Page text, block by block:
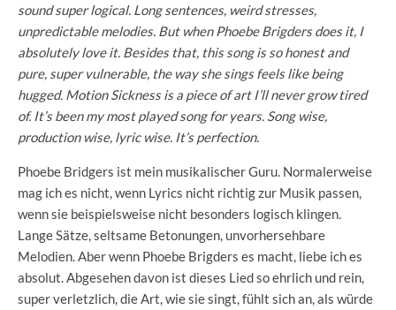
sound super logical. Long sentences, weird stresses,
unpredictable melodies. But when Phoebe Brigders does it, I
absolutely love it. Besides that, this song is so honest and
pure, super vulnerable, the way she sings feels like being
hugged. Motion Sickness is a piece of art I’ll never grow tired
of. It’s been my most played song for years. Song wise,
production wise, lyric wise. It’s perfection.
Phoebe Bridgers ist mein musikalischer Guru. Normalerweise
mag ich es nicht, wenn Lyrics nicht richtig zur Musik passen,
wenn sie beispielsweise nicht besonders logisch klingen.
Lange Sätze, seltsame Betonungen, unvorhersehbare
Melodien. Aber wenn Phoebe Brigders es macht, liebe ich es
absolut. Abgesehen davon ist dieses Lied so ehrlich und rein,
super verletzlich, die Art, wie sie singt, fühlt sich an, als würde